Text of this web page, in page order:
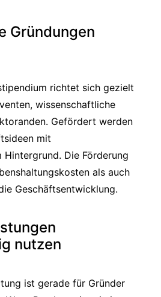
Gründungen
richtet sich gezielt
wissenschaftliche
Gefördert werden
mit
Die Förderung
als auch
Geschäftsentwicklung.
nutzen
ist gerade für Gründer